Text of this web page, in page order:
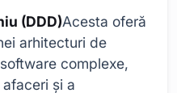
(DDD)Acesta oferă
arhitecturi de
complexe,
și a